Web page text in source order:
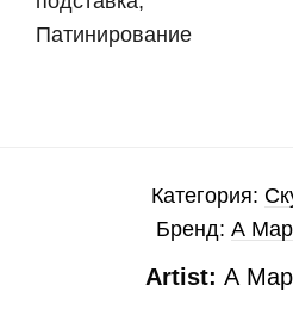
Патинирование
Категория:
Бренд: А
Artist: А